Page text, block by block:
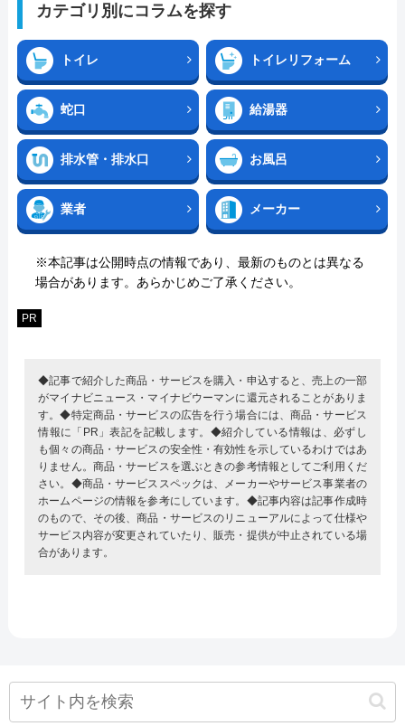
カテゴリ別にコラムを探す
トイレ トイレリフォーム
蛇口 給湯器
排水管・排水口 お風呂
業者 メーカー
※本記事は公開時点の情報であり、最新のものとは異なる
場合があります。あらかじめご了承ください。
PR
◆記事で紹介した商品・サービスを購入・申込すると、売上の一部
がマイナビニュース・マイナビウーマンに還元されることがありま
す。◆特定商品・サービスの広告を行う場合には、商品・サービス
情報に「PR」表記を記載します。◆紹介している情報は、必ずし
も個々の商品・サービスの安全性・有効性を示しているわけではあ
りません。商品・サービスを選ぶときの参考情報としてご利用くだ
さい。◆商品・サービススペックは、メーカーやサービス事業者の
ホームページの情報を参考にしています。◆記事内容は記事作成時
のもので、その後、商品・サービスのリニューアルによって仕様や
サービス内容が変更されていたり、販売・提供が中止されている場
合があります。